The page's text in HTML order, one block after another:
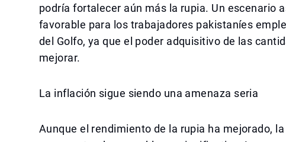
podría fortalecer aún más la rupia. Un escenario
favorable para los trabajadores pakistaníes
del Golfo, ya que el poder adquisitivo de las
mejorar.
La inflación sigue siendo una amenaza seria
Aunque el rendimiento de la rupia ha mejorado,